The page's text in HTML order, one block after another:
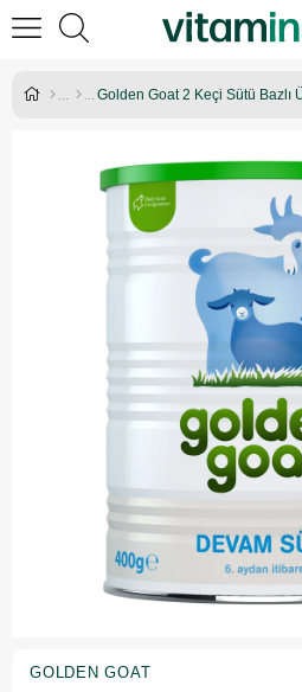
Golden Goat 2 Keçi Sütü Bazlı
GOLDEN GOAT